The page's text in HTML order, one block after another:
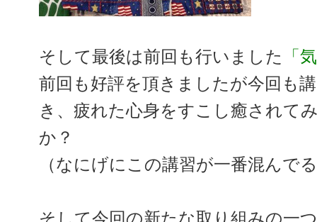
そして最後は前回も行いました
「
前回も好評を頂きましたが今回も
き、疲れた心身をすこし癒されて
か？
（なにげにこの講習が一番混んで
そして今回の新たな取り組みの一